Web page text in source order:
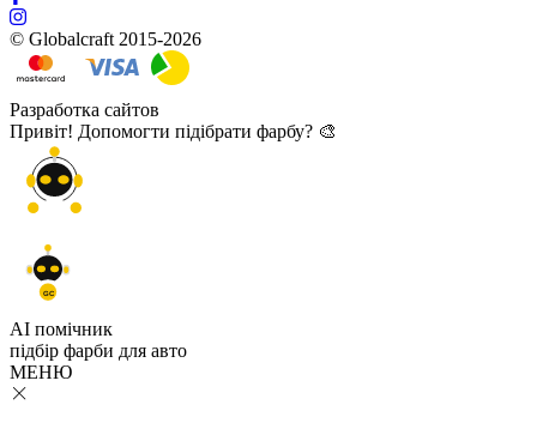
© Globalcraft 2015-2026
Разработка сайтов
Привіт! Допомогти підібрати фарбу? 🎨
GC
AI помічник
підбір фарби для авто
МЕНЮ